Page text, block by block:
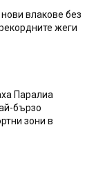
влакове без
жеги
Паралиа
бързо
зони в